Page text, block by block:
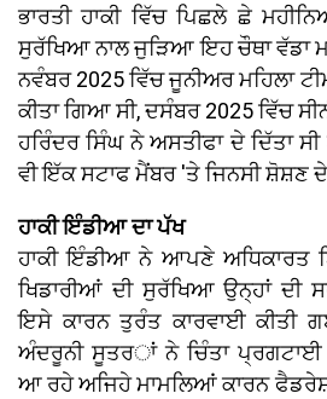
ਭਾਰਤੀ ਹਾਕੀ ਵਿੱਚ ਪਿਛਲੇ ਛੇ
ਸੁਰੱਖਿਆ ਨਾਲ ਜੁੜਿਆ ਇਹ ਚੌਥਾ ਵੱਡਾ
ਨਵੰਬਰ 2025 ਵਿੱਚ ਜੂਨੀਅਰ ਮਹਿਲਾ
ਕੀਤਾ ਗਿਆ ਸੀ, ਦਸੰਬਰ 2025 ਵਿੱਚ
ਹਰਿੰਦਰ ਸਿੰਘ ਨੇ ਅਸਤੀਫਾ ਦੇ ਦਿੱਤਾ
ਵੀ ਇੱਕ ਸਟਾਫ ਮੈਂਬਰ 'ਤੇ ਜਿਨਸੀ ਸ਼ੋਸ਼ਣ
ਹਾਕੀ ਇੰਡੀਆ ਦਾ ਪੱਖ
ਹਾਕੀ ਇੰਡੀਆ ਨੇ ਆਪਣੇ ਅਧਿਕਾਰਤ
ਖਿਡਾਰੀਆਂ ਦੀ ਸੁਰੱਖਿਆ ਉਨ੍ਹਾਂ ਦੀ
ਇਸੇ ਕਾਰਨ ਤੁਰੰਤ ਕਾਰਵਾਈ ਕੀਤੀ
ਅੰਦਰੂਨੀ ਸੂਤਰਾਂ ਨੇ ਚਿੰਤਾ ਪ੍ਰਗਟਾਈ
ਆ ਰਹੇ ਅਜਿਹੇ ਮਾਮਲਿਆਂ ਕਾਰਨ